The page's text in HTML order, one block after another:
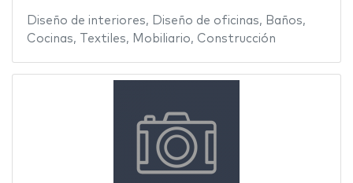
Diseño de interiores, Diseño de oficinas, Baños,
Cocinas, Textiles, Mobiliario, Construcción